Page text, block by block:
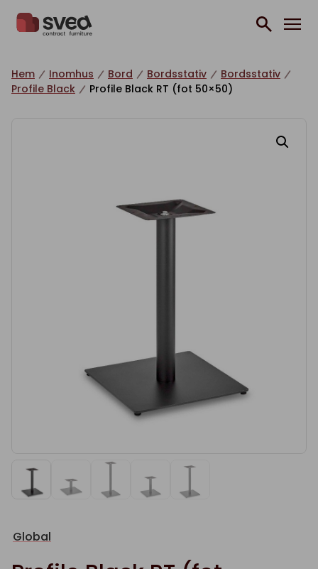
Hem Inomhus Bord Bordsstativ
Bordsstativ
Profile Black
Profile Black RT (fot 50×50)
Global